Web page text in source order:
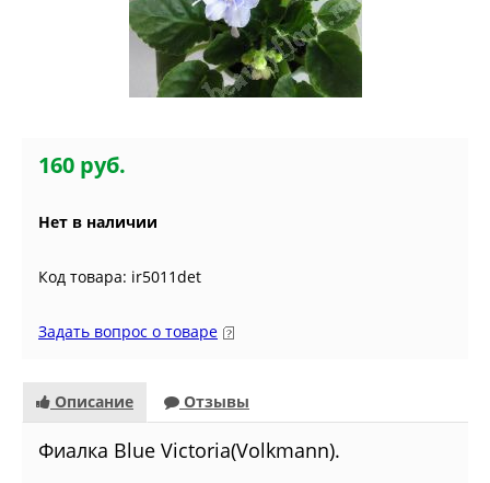
160 руб.
Нет в наличии
Код товара: ir5011det
Задать вопрос о товаре
Описание Отзывы
Фиалка Blue Victoria(Volkmann).